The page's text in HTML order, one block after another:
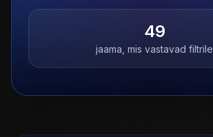
49
jaama, mis vastavad filtrile